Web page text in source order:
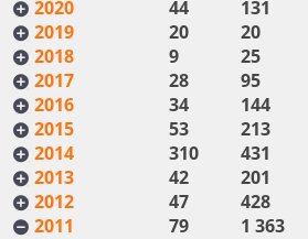
2020 44 131
2019
20 20
2018
9 25
2017
28 95
2016
34 144
2015
53 213
2014
310 431
2013
42 201
2012
47 428
2011
79 1 363